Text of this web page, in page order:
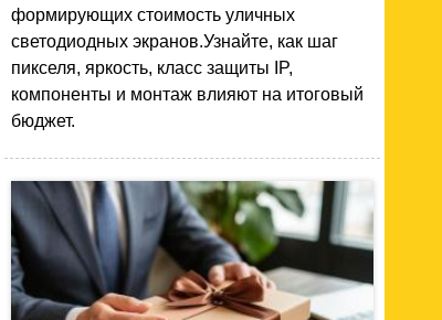
формирующих стоимость уличных
светодиодных экранов.Узнайте, как шаг
пикселя, яркость, класс защиты IP,
компоненты и монтаж влияют на итоговый
бюджет.